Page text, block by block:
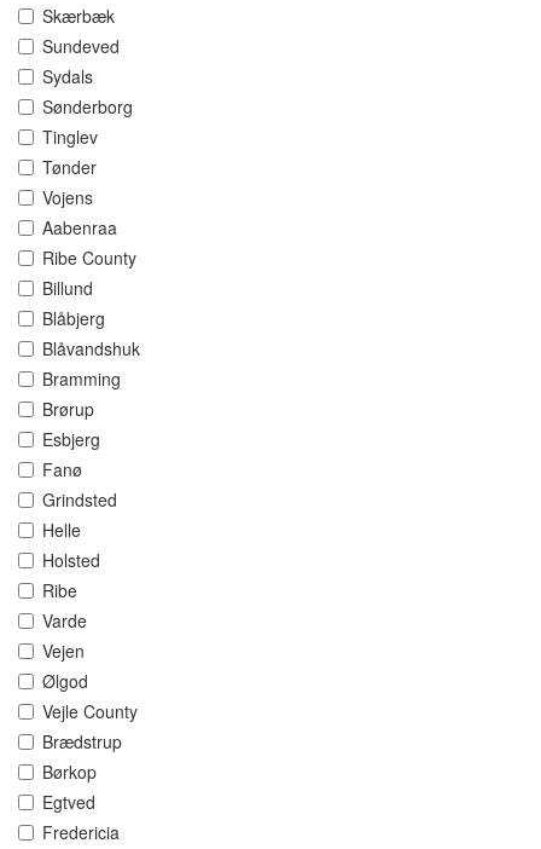
Skærbæk
Sundeved
Sydals
Sønderborg
Tinglev
Tønder
Vojens
Aabenraa
Ribe County
Billund
Blåbjerg
Blåvandshuk
Bramming
Brørup
Esbjerg
Fanø
Grindsted
Helle
Holsted
Ribe
Varde
Vejen
Ølgod
Vejle County
Brædstrup
Børkop
Egtved
Fredericia